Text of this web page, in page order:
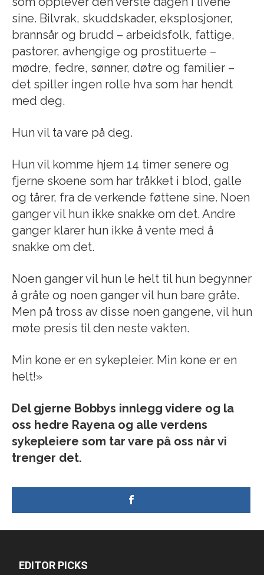
sine. Bilvrak, skuddskader, eksplosjoner,
brannsår og brudd – arbeidsfolk, fattige,
pastorer, avhengige og prostituerte –
mødre, fedre, sønner, døtre og familier –
det spiller ingen rolle hva som har hendt
med deg.
Hun vil ta vare på deg.
Hun vil komme hjem 14 timer senere og
fjerne skoene som har tråkket i blod, galle
og tårer, fra de verkende føttene sine. Noen
ganger vil hun ikke snakke om det. Andre
ganger klarer hun ikke å vente med å
snakke om det.
Noen ganger vil hun le helt til hun begynner
å gråte og noen ganger vil hun bare gråte.
Men på tross av disse noen gangene, vil hun
møte presis til den neste vakten.
Min kone er en sykepleier. Min kone er en
helt!»
Del gjerne Bobbys innlegg videre og la
oss hedre Rayena og alle verdens
sykepleiere som tar vare på oss når vi
trenger det.
EDITOR PICKS